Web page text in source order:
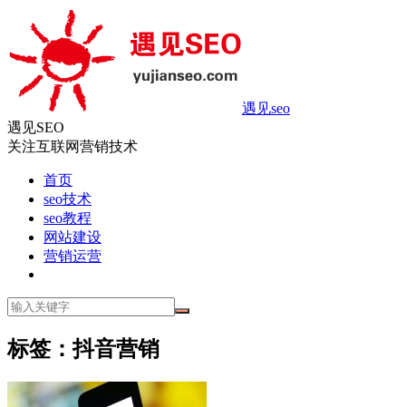
遇见seo
遇见SEO
关注互联网营销技术
首页
seo技术
seo教程
网站建设
营销运营
标签：抖音营销